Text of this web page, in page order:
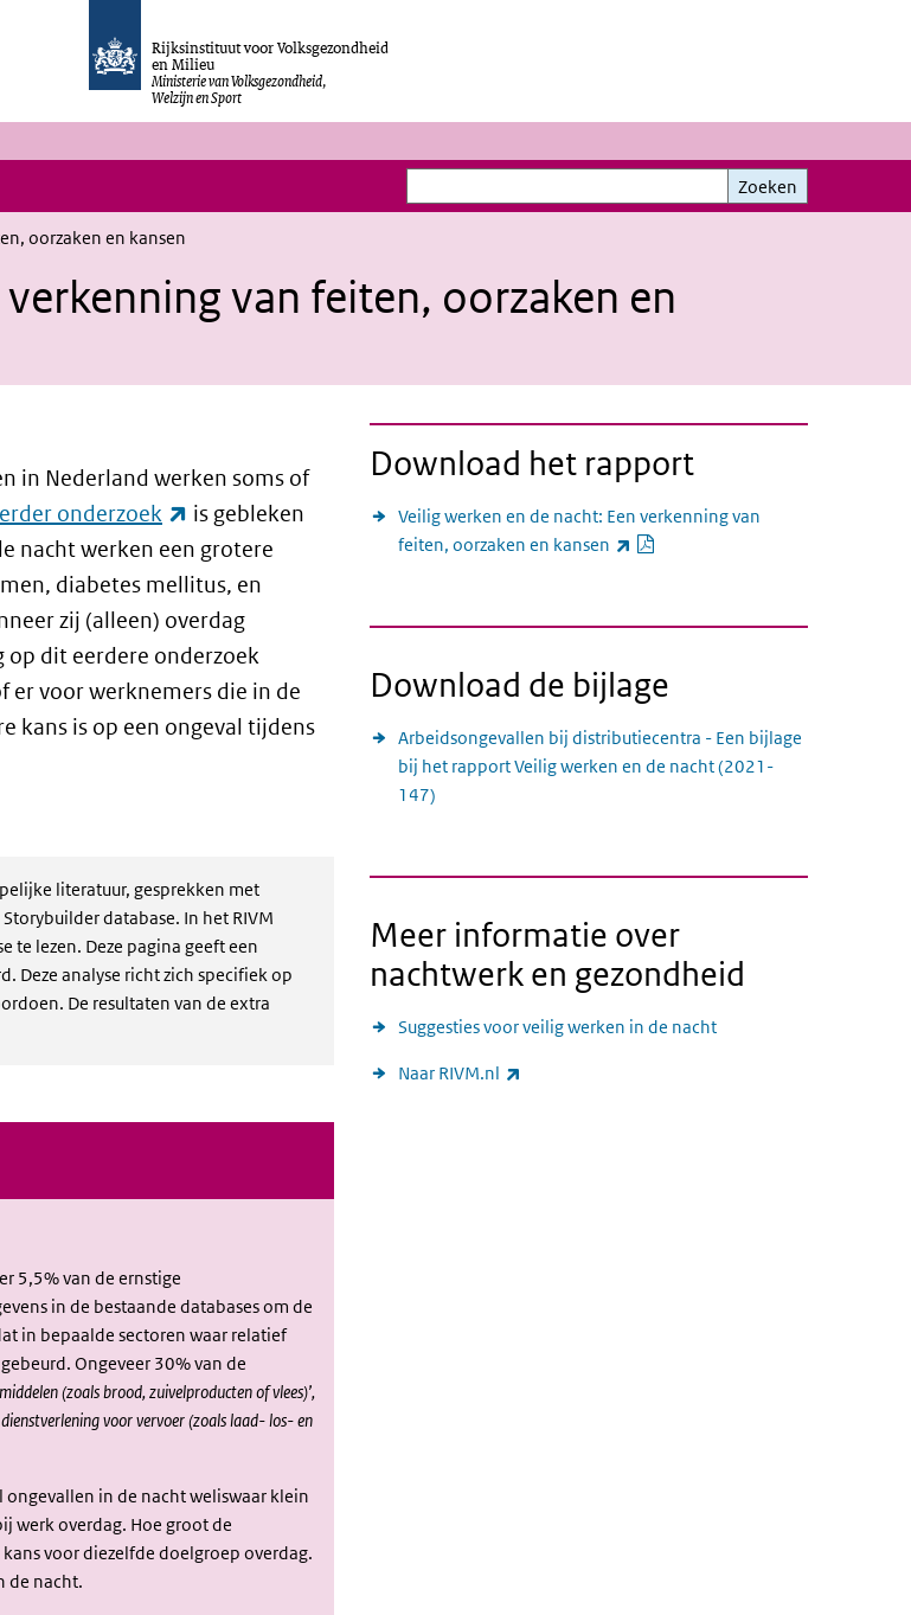
Rijksinstituut voor Volksgezondheid
en Milieu
Ministerie van Volksgezondheid,
Welzijn en Sport
Zoeken
Zoeken
oorzaken en kansen
van feiten, oorzaken en
in Nederland werken soms of
onderzoek (externe link)
is gebleken
nacht werken een grotere
diabetes mellitus, en
zij (alleen) overdag
op dit eerdere onderzoek
er voor werknemers die in de
kans is op een ongeval tijdens
literatuur, gesprekken met
database. In het RIVM
te lezen. Deze pagina geeft een
Deze analyse richt zich specifiek op
De resultaten van de extra
5,5% van de ernstige
in de bestaande databases om de
in bepaalde sectoren waar relatief
Ongeveer 30% van de
(zoals brood, zuivelproducten of vlees)’,
dienstverlening voor vervoer (zoals laad- los- en
in de nacht weliswaar klein
werk overdag. Hoe groot de
voor diezelfde doelgroep overdag.
de nacht.
Download het rapport
Veilig werken en de nacht: Een verkenning van
feiten, oorzaken en kansen
Download de bijlage
Arbeidsongevallen bij distributiecentra - Een bijlage
bij het rapport Veilig werken en de nacht (2021-
147)
Meer informatie over
nachtwerk en gezondheid
Suggesties voor veilig werken in de nacht
Naar RIVM.nl